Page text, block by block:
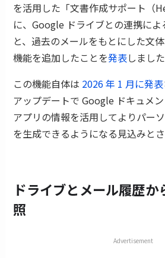
を活用した「文書作成サポート（
に、Google ドライブとの連携に
と、過去のメールをもとにした文
機能を追加したことを発表しました
この機能自体は 2026 年 1 月に発表
アップデートで Google ドキュメ
アプリの情報を活用してよりパー
を生成できるようになる見込みとさ
ドライブとメール履歴
照
Advertisement